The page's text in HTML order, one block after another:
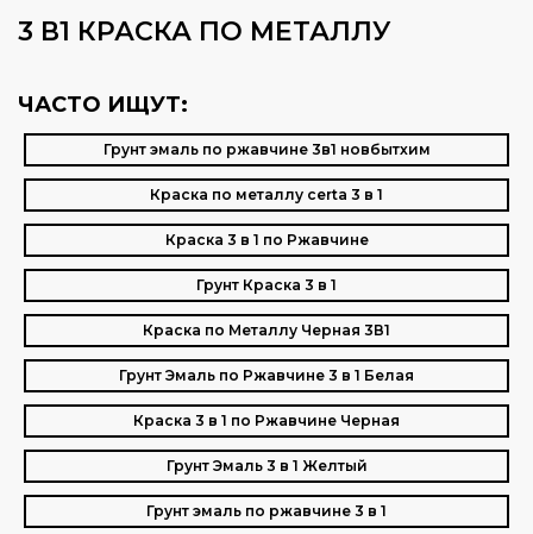
3 В1 КРАСКА ПО МЕТАЛЛУ
ЧАСТО ИЩУТ:
Грунт эмаль по ржавчине 3в1 новбытхим
Краска по металлу certa 3 в 1
Краска 3 в 1 по Ржавчине
Грунт Краска 3 в 1
Краска по Металлу Черная 3В1
Грунт Эмаль по Ржавчине 3 в 1 Белая
Краска 3 в 1 по Ржавчине Черная
Грунт Эмаль 3 в 1 Желтый
Грунт эмаль по ржавчине 3 в 1